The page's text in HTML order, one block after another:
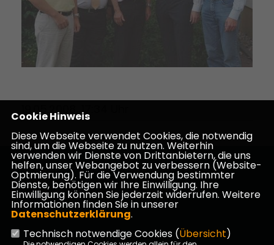
19.05.2008, 17:34 Uhr
Homepage des CDU Kreisverbandes Darmstadt-
Dieburg
Impressum Datenschutz Kontakt
Cookie Hinweis
Diese Webseite verwendet Cookies, die notwendig
sind, um die Webseite zu nutzen. Weiterhin
verwenden wir Dienste von Drittanbietern, die uns
helfen, unser Webangebot zu verbessern (Website-
Optmierung). Für die Verwendung bestimmter
Dienste, benötigen wir Ihre Einwilligung. Ihre
Einwilligung können Sie jederzeit widerrufen. Weitere
Informationen finden Sie in unserer
Datenschutzerklärung.
Technisch notwendige Cookies (Übersicht)